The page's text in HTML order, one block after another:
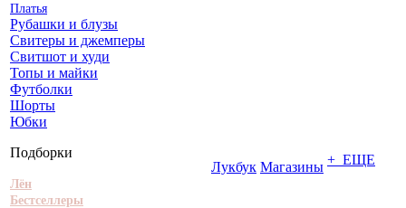
Платья
Рубашки и блузы
Свитеры и джемперы
Свитшот и худи
Топы и майки
Футболки
Шорты
Юбки
Подборки
Лён
Бестселлеры
Лукбук Магазины + ЕЩЕ